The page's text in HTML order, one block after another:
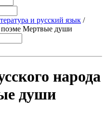
и русский язык /
поэме Мертвые души
народа
души